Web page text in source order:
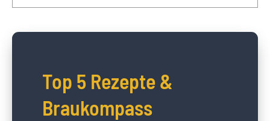
Top 5 Rezepte &
Braukompass